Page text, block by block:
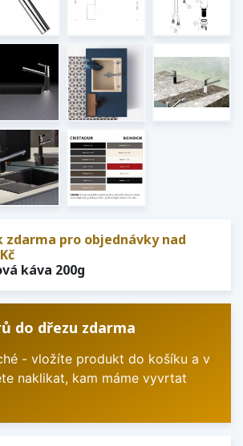
zdarma pro objednávky nad
káva 200g
do dřezu zdarma
- vložíte produkt do košíku a v
naklikat, kam máme vyvrtat